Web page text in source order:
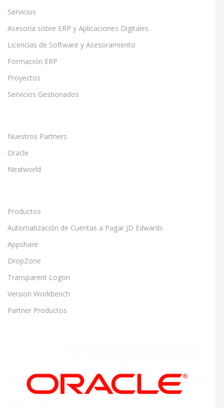
Servicios
Asesoría sobre ERP y Aplicaciones Digitales
Licencias de Software y Asesoramiento
Formación ERP
Proyectos
Servicios Gestionados
Nuestros Partners
Oracle
Nextworld
Productos
Automatización de Cuentas a Pagar JD Edwards
Appshare
DropZone
Transparent Logon
Version Workbench
Partner Productos